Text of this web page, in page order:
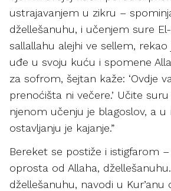
ustrajavanjem u zikru –
džellešanuhu, i učenjem sure
sallallahu alejhi ve sellem, rekao
uđe u svoju kuću i spomene
za sofrom, šejtan kaže: ‘Ovdje
prenoćišta ni večere.’ Učite
njenom učenju je blagoslov, a u
ostavljanju je kajanje.”
Bereket se postiže i istigfarom
oprosta od Allaha,
džellešanuhu, navodi u Kur’anu